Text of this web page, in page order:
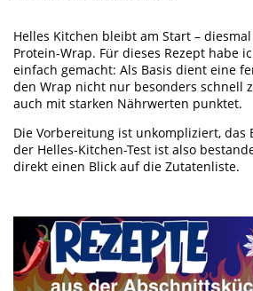
Helles Kitchen bleibt am Start –
Protein-Wrap. Für dieses Rezept habe
einfach gemacht: Als Basis dient eine
den Wrap nicht nur besonders schnell
auch mit starken Nährwerten punktet.
Die Vorbereitung ist unkompliziert, das
der Helles-Kitchen-Test ist also
direkt einen Blick auf die Zutatenliste.